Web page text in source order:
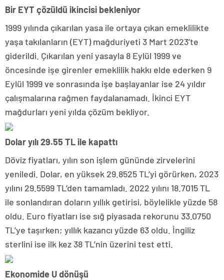
Bir EYT çözüldü ikincisi bekleniyor
1999 yılında çıkarılan yasa ile ortaya çıkan emeklilikte
yaşa takılanların (EYT) mağduriyeti 3 Mart 2023’te
giderildi. Çıkarılan yeni yasayla 8 Eylül 1999 ve
öncesinde işe girenler emeklilik hakkı elde ederken 9
Eylül 1999 ve sonrasında işe başlayanlar ise 24 yıldır
çalışmalarına rağmen faydalanamadı. İkinci EYT
mağdurları yeni yılda çözüm bekliyor.
Dolar yılı 29.55 TL ile kapattı
Döviz fiyatları, yılın son işlem gününde zirvelerini
yeniledi. Dolar, en yüksek 29.8525 TL’yi görürken, 2023
yılını 29.5599 TL’den tamamladı. 2022 yılını 18.7015 TL
ile sonlandıran doların yıllık getirisi, böylelikle yüzde 58
oldu. Euro fiyatları ise sığ piyasada rekorunu 33.0750
TL’ye taşırken; yıllık kazancı yüzde 63 oldu. İngiliz
sterlini ise ilk kez 38 TL’nin üzerini test etti.
Ekonomide U dönüşü